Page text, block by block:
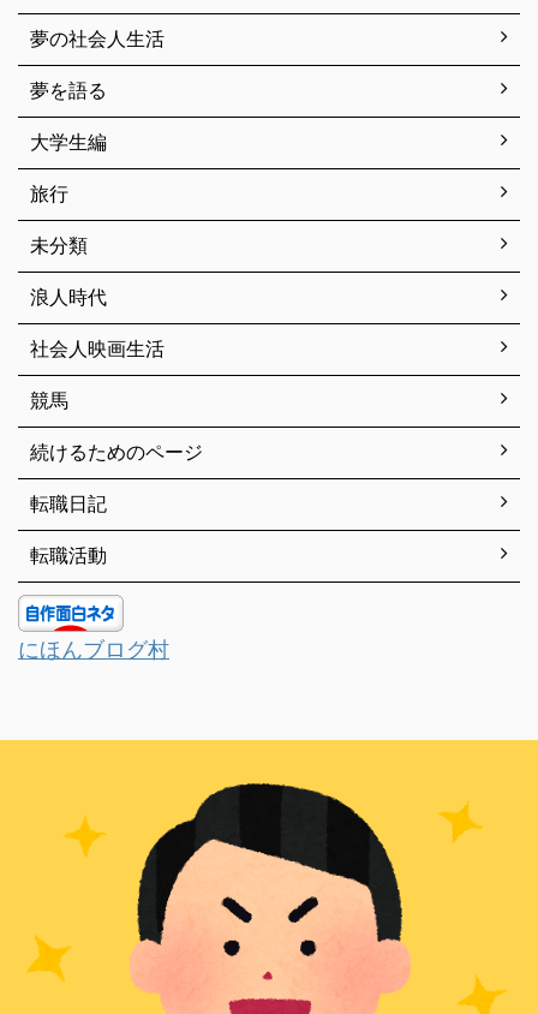
夢の社会人生活
夢を語る
大学生編
旅行
未分類
浪人時代
社会人映画生活
競馬
続けるためのページ
転職日記
転職活動
にほんブログ村